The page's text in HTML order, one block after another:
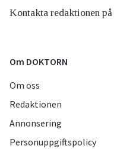
Kontakta redaktionen på
Om DOKTORN
Om oss
Redaktionen
Annonsering
Personuppgiftspolicy